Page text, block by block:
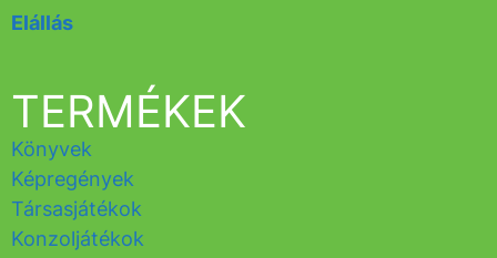
TERMÉKEK
Könyvek
Képregények
Társasjátékok
Konzoljátékok
Elállás